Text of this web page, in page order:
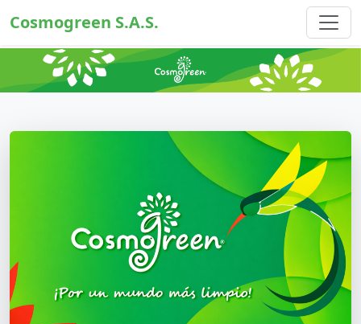
Cosmogreen S.A.S.